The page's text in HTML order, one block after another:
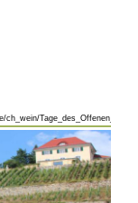
ch_wein/